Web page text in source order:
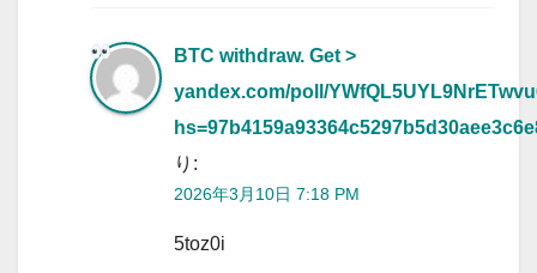
BTC withdraw. Get >
yandex.com/poll/
り:
2026年3月10日 7:18 PM
5toz0i